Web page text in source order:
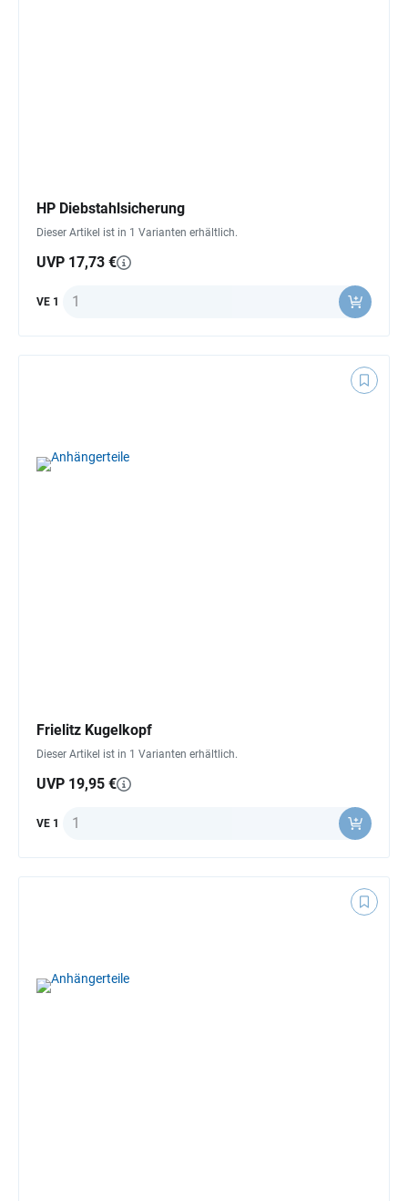
HP Diebstahlsicherung
Dieser Artikel ist in 1 Varianten erhältlich.
UVP 17,73 €
VE 1 Anzahl
Frielitz Kugelkopf
Dieser Artikel ist in 1 Varianten erhältlich.
UVP 19,95 €
VE 1 Anzahl